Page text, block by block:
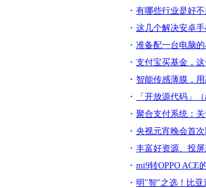
有哪些行业是好
这几个解决安卓
准备配一台电脑
支付宝买基金，
智能传感薄膜，
「开放源代码」
聚合支付系统：
央视元宵晚会首
丰富好资源、投
mi9转OPPO ACE
明"智"之选！比亚